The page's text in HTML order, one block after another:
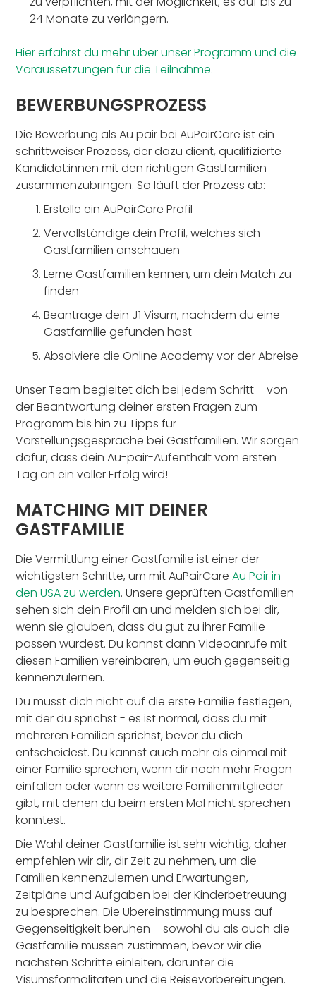
24 Monate zu verlängern.
Hier erfährst du mehr über unser Programm und die
Voraussetzungen für die Teilnahme.
BEWERBUNGSPROZESS
Die Bewerbung als Au pair bei AuPairCare ist ein
schrittweiser Prozess, der dazu dient, qualifizierte
Kandidat:innen mit den richtigen Gastfamilien
zusammenzubringen. So läuft der Prozess ab:
Erstelle ein AuPairCare Profil
Vervollständige dein Profil, welches sich
Gastfamilien anschauen
Lerne Gastfamilien kennen, um dein Match zu
finden
Beantrage dein J1 Visum, nachdem du eine
Gastfamilie gefunden hast
Absolviere die Online Academy vor der Abreise
Unser Team begleitet dich bei jedem Schritt – von
der Beantwortung deiner ersten Fragen zum
Programm bis hin zu Tipps für
Vorstellungsgespräche bei Gastfamilien. Wir sorgen
dafür, dass dein Au-pair-Aufenthalt vom ersten
Tag an ein voller Erfolg wird!
MATCHING MIT DEINER
GASTFAMILIE
Die Vermittlung einer Gastfamilie ist einer der
wichtigsten Schritte, um mit AuPairCareAu Pair in
den USA zu werden. Unsere geprüften Gastfamilien
sehen sich dein Profil an und melden sich bei dir,
wenn sie glauben, dass du gut zu ihrer Familie
passen würdest. Du kannst dann Videoanrufe mit
diesen Familien vereinbaren, um euch gegenseitig
kennenzulernen.
Du musst dich nicht auf die erste Familie festlegen,
mit der du sprichst - es ist normal, dass du mit
mehreren Familien sprichst, bevor du dich
entscheidest. Du kannst auch mehr als einmal mit
einer Familie sprechen, wenn dir noch mehr Fragen
einfallen oder wenn es weitere Familienmitglieder
gibt, mit denen du beim ersten Mal nicht sprechen
konntest.
Die Wahl deiner Gastfamilie ist sehr wichtig, daher
empfehlen wir dir, dir Zeit zu nehmen, um die
Familien kennenzulernen und Erwartungen,
Zeitpläne und Aufgaben bei der Kinderbetreuung
zu besprechen. Die Übereinstimmung muss auf
Gegenseitigkeit beruhen – sowohl du als auch die
Gastfamilie müssen zustimmen, bevor wir die
nächsten Schritte einleiten, darunter die
Visumsformalitäten und die Reisevorbereitungen.